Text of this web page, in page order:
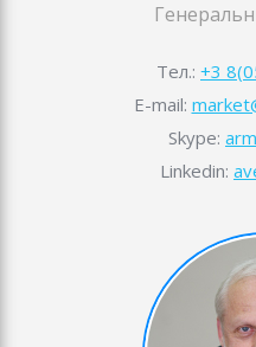
Тел.: +3
E-mail:
Skype:
Linkedin: